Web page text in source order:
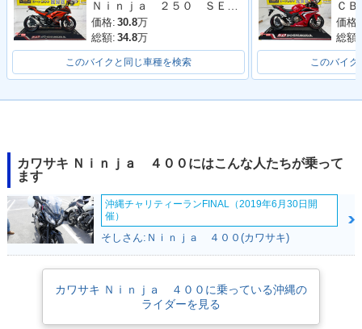
別・限定仕様
別・限定仕様
価格: 30.8万
総額: 34.8万
このバイクと同じ車種を検索
価格:
総額:
このバイク
カワサキ Ｎｉｎｊａ ４００にはこんな人たちが乗って
ます
沖縄チャリティーランFINAL（2019年6月30日開
催）
そしさん:Ｎｉｎｊａ ４００(カワサキ)
カワサキ Ｎｉｎｊａ ４００に乗っている沖縄の
ライダーを見る